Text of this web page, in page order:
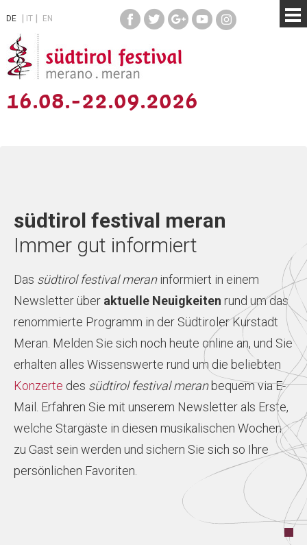
DE IT EN
16.08.-22.09.2026
südtirol festival meran
Immer gut informiert
Das südtirol festival meraninformiert in einem
Newsletter über aktuelle Neuigkeiten rund um das
renommierte Programm in der Südtiroler Kurstadt
Meran. Melden Sie sich noch heute online an, und Sie
erhalten alles Wissenswerte rund um die beliebten
Konzerte des südtirol festival meranbequem via E-
Mail. Erfahren Sie mit unserem Newsletter als Erste,
welche Stargäste in diesen musikalischen Wochen
zu Gast sein werden und sichern Sie sich so Ihre
persönlichen Favoriten.